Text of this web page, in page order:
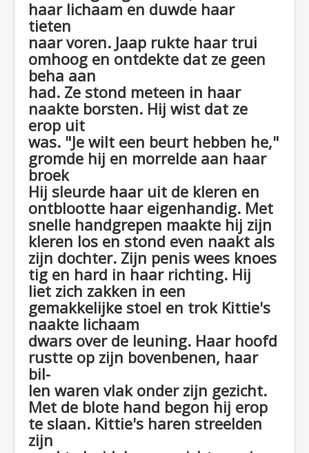
haar lichaam en duwde haar
tieten
naar voren. Jaap rukte haar trui
omhoog en ontdekte dat ze geen
beha aan
had. Ze stond meteen in haar
naakte borsten. Hij wist dat ze
erop uit
was. "Je wilt een beurt hebben he,"
gromde hij en morrelde aan haar
broek
Hij sleurde haar uit de kleren en
ontblootte haar eigenhandig. Met
snelle handgrepen maakte hij zijn
kleren los en stond even naakt als
zijn dochter. Zijn penis wees knoes
tig en hard in haar richting. Hij
liet zich zakken in een
gemakkelijke stoel en trok Kittie's
naakte lichaam
dwars over de leuning. Haar hoofd
rustte op zijn bovenbenen, haar
bil-
len waren vlak onder zijn gezicht.
Met de blote hand begon hij erop
te slaan. Kittie's haren streelden
zijn